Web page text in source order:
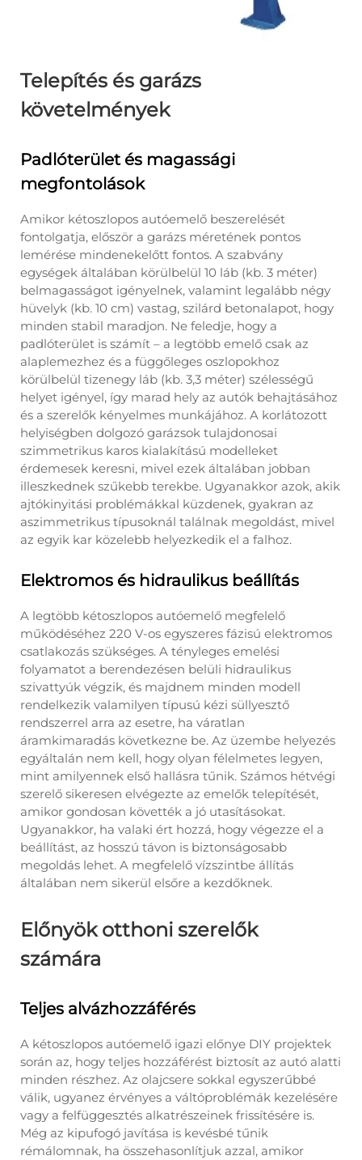
Telepítés és garázs
követelmények
Padlóterület és magassági
megfontolások
Amikor kétoszlopos autóemelő beszerelését
fontolgatja, először a garázs méretének pontos
lemérése mindenekelőtt fontos. A szabvány
egységek általában körülbelül 10 láb (kb. 3 méter)
belmagasságot igényelnek, valamint legalább négy
hüvelyk (kb. 10 cm) vastag, szilárd betonalapot, hogy
minden stabil maradjon. Ne feledje, hogy a
padlóterület is számít – a legtöbb emelő csak az
alaplemezhez és a függőleges oszlopokhoz
körülbelül tizenegy láb (kb. 3,3 méter) szélességű
helyet igényel, így marad hely az autók behajtásához
és a szerelők kényelmes munkájához. A korlátozott
helyiségben dolgozó garázsok tulajdonosai
szimmetrikus karos kialakítású modelleket
érdemesek keresni, mivel ezek általában jobban
illeszkednek szűkebb terekbe. Ugyanakkor azok, akik
ajtókinyitási problémákkal küzdenek, gyakran az
aszimmetrikus típusoknál találnak megoldást, mivel
az egyik kar közelebb helyezkedik el a falhoz.
Elektromos és hidraulikus beállítás
A legtöbb kétoszlopos autóemelő megfelelő
működéséhez 220 V-os egyszeres fázisú elektromos
csatlakozás szükséges. A tényleges emelési
folyamatot a berendezésen belüli hidraulikus
szivattyúk végzik, és majdnem minden modell
rendelkezik valamilyen típusú kézi süllyesztő
rendszerrel arra az esetre, ha váratlan
áramkimaradás következne be. Az üzembe helyezés
egyáltalán nem kell, hogy olyan félelmetes legyen,
mint amilyennek első hallásra tűnik. Számos hétvégi
szerelő sikeresen elvégezte az emelők telepítését,
amikor gondosan követték a jó utasításokat.
Ugyanakkor, ha valaki ért hozzá, hogy végezze el a
beállítást, az hosszú távon is biztonságosabb
megoldás lehet. A megfelelő vízszintbe állítás
általában nem sikerül elsőre a kezdőknek.
Előnyök otthoni szerelők
számára
Teljes alvázhozzáférés
A kétoszlopos autóemelő igazi előnye DIY projektek
során az, hogy teljes hozzáférést biztosít az autó alatti
minden részhez. Az olajcsere sokkal egyszerűbbé
válik, ugyanez érvényes a váltóproblémák kezelésére
vagy a felfüggesztés alkatrészeinek frissítésére is.
Még az kipufogó javítása is kevésbé tűnik
rémálomnak, ha összehasonlítjuk azzal, amikor